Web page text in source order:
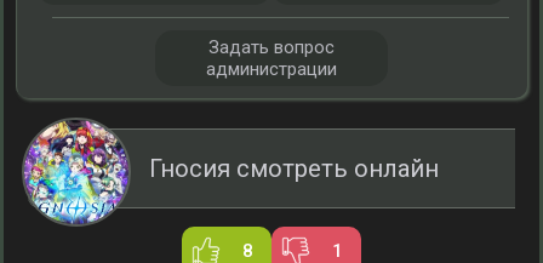
Гносия смотреть онлайн
8 1
Задать вопрос
администрации